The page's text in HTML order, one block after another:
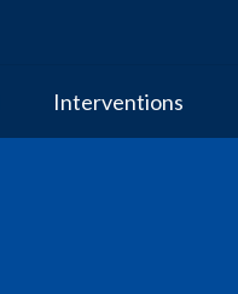
Interventions